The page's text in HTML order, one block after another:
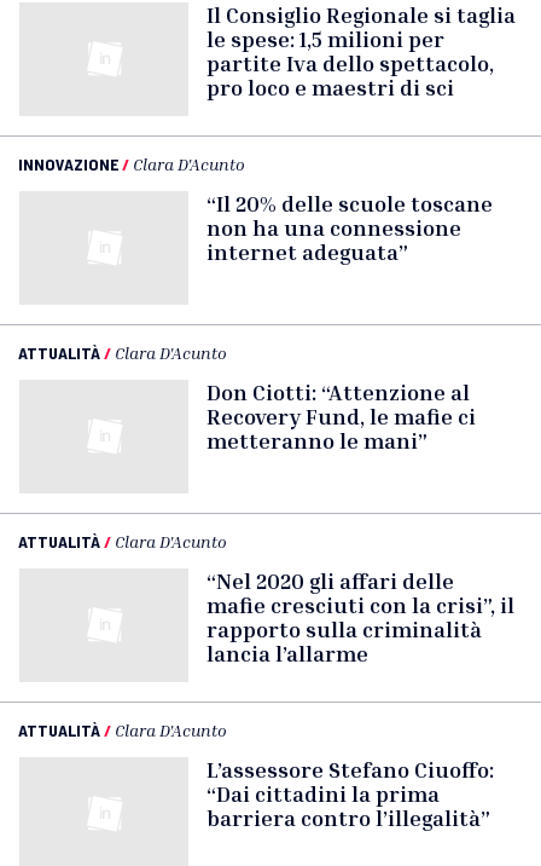
Il Consiglio Regionale si taglia
le spese: 1,5 milioni per
partite Iva dello spettacolo,
pro loco e maestri di sci
INNOVAZIONE/ Clara D'Acunto
“Il 20% delle scuole toscane
non ha una connessione
internet adeguata”
ATTUALITÀ/ Clara D'Acunto
Don Ciotti: “Attenzione al
Recovery Fund, le mafie ci
metteranno le mani”
ATTUALITÀ/ Clara D'Acunto
“Nel 2020 gli affari delle
mafie cresciuti con la crisi”, il
rapporto sulla criminalità
lancia l’allarme
ATTUALITÀ/ Clara D'Acunto
L’assessore Stefano Ciuoffo:
“Dai cittadini la prima
barriera contro l’illegalità”